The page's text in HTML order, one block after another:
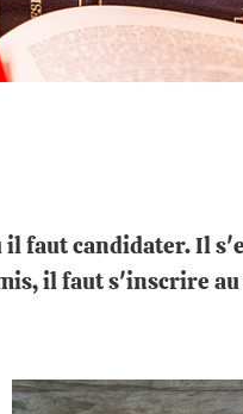
faut candidater. Il
il faut s'inscrire